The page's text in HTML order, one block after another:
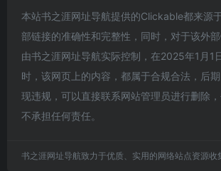
本站书之涯网址导航提供的Clickable都来源
部链接的准确性和完整性，同时，对于该外
由书之涯网址导航实际控制，在2025年1月1
时，该网页上的内容，都属于合规合法，后
现违规，可以直接联系网站管理员进行删除
不承担任何责任。
书之涯网址导航致力于优质、实用的网络站点资源收